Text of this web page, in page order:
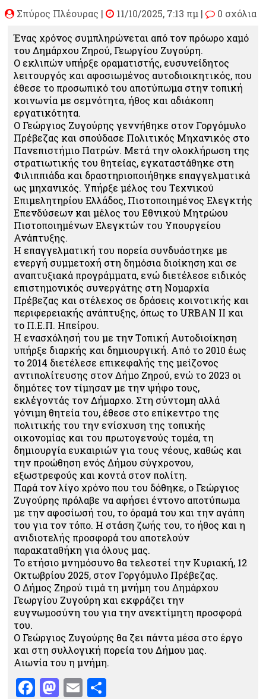
Σπύρος Πλέουρας | 11/10/2025, 7:13 πμ |
0 σχόλια
Ένας χρόνος συμπληρώνεται από τον πρόωρο χαμό
του Δημάρχου Ζηρού, Γεωργίου Ζυγούρη.
Ο εκλιπών υπήρξε οραματιστής, ευσυνείδητος
λειτουργός και αφοσιωμένος αυτοδιοικητικός, που
έθεσε το προσωπικό του αποτύπωμα στην τοπική
κοινωνία με σεμνότητα, ήθος και αδιάκοπη
εργατικότητα.
Ο Γεώργιος Ζυγούρης γεννήθηκε στον Γοργόμυλο
Πρέβεζας και σπούδασε Πολιτικός Μηχανικός στο
Πανεπιστήμιο Πατρών. Μετά την ολοκλήρωση της
στρατιωτικής του θητείας, εγκαταστάθηκε στη
Φιλιππιάδα και δραστηριοποιήθηκε επαγγελματικά
ως μηχανικός. Υπήρξε μέλος του Τεχνικού
Επιμελητηρίου Ελλάδος, Πιστοποιημένος Ελεγκτής
Επενδύσεων και μέλος του Εθνικού Μητρώου
Πιστοποιημένων Ελεγκτών του Υπουργείου
Ανάπτυξης.
Η επαγγελματική του πορεία συνδυάστηκε με
ενεργή συμμετοχή στη δημόσια διοίκηση και σε
αναπτυξιακά προγράμματα, ενώ διετέλεσε ειδικός
επιστημονικός συνεργάτης στη Νομαρχία
Πρέβεζας και στέλεχος σε δράσεις κοινοτικής και
περιφερειακής ανάπτυξης, όπως το URBAN II και
το Π.Ε.Π. Ηπείρου.
Η ενασχόλησή του με την Τοπική Αυτοδιοίκηση
υπήρξε διαρκής και δημιουργική. Από το 2010 έως
το 2014 διετέλεσε επικεφαλής της μείζονος
αντιπολίτευσης στον Δήμο Ζηρού, ενώ το 2023 οι
δημότες τον τίμησαν με την ψήφο τους,
εκλέγοντάς τον Δήμαρχο. Στη σύντομη αλλά
γόνιμη θητεία του, έθεσε στο επίκεντρο της
πολιτικής του την ενίσχυση της τοπικής
οικονομίας και του πρωτογενούς τομέα, τη
δημιουργία ευκαιριών για τους νέους, καθώς και
την προώθηση ενός Δήμου σύγχρονου,
εξωστρεφούς και κοντά στον πολίτη.
Παρά τον λίγο χρόνο που του δόθηκε, ο Γεώργιος
Ζυγούρης πρόλαβε να αφήσει έντονο αποτύπωμα
με την αφοσίωσή του, το όραμά του και την αγάπη
του για τον τόπο. Η στάση ζωής του, το ήθος και η
ανιδιοτελής προσφορά του αποτελούν
παρακαταθήκη για όλους μας.
Το ετήσιο μνημόσυνο θα τελεστεί την Κυριακή, 12
Οκτωβρίου 2025, στον Γοργόμυλο Πρέβεζας.
Ο Δήμος Ζηρού τιμά τη μνήμη του Δημάρχου
Γεωργίου Ζυγούρη και εκφράζει την
ευγνωμοσύνη του για την ανεκτίμητη προσφορά
του.
Ο Γεώργιος Ζυγούρης θα ζει πάντα μέσα στο έργο
και στη συλλογική πορεία του Δήμου μας.
Αιωνία του η μνήμη.
Facebook
Mastodon
Email